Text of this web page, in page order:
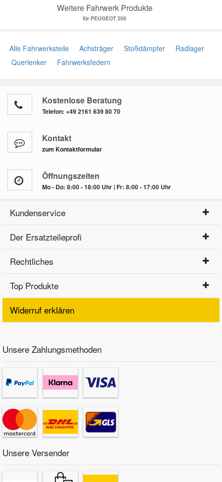
Weitere Fahrwerk Produkte
für PEUGEOT 206
Alle Fahrwerksteile Achsträger Stoßdämpfer
Radlager
Querlenker
Fahrwerksfedern
Kostenlose Beratung
Telefon: +49 2161 639 80 70
Kontakt
zum Kontaktformular
Öffnungszeiten
Mo - Do: 8:00 - 18:00 Uhr | Fr: 8:00 - 17:00 Uhr
Kundenservice
Der Ersatzteileprofi
Rechtliches
Top Produkte
Widerruf erklären
Unsere Zahlungsmethoden
Unsere Versender